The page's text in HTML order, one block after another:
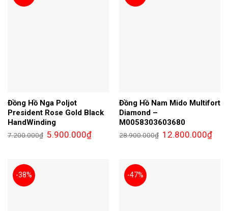
Đồng Hồ Nga Poljot
President Rose Gold Black
HandWinding
7.200.000₫ Giá
gốc
5.900.000₫Giá
hiện
Đồng Hồ Nam Mido Multifort
Diamond –
M0058303603680
28.900.000₫ Giá
gốc
12.800.000₫Giá
hiện
-38%
-47%